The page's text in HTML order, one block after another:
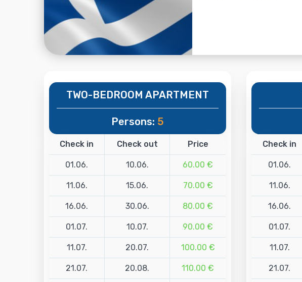
TWO-BEDROOM APARTMENT
Persons: 5
Check in Check out Price
01.06. 10.06. 60.00 €
11.06. 15.06. 70.00 €
16.06. 30.06. 80.00 €
01.07. 10.07. 90.00 €
11.07. 20.07. 100.00 €
21.07. 20.08. 110.00 €
Check in
01.06.
11.06.
16.06.
01.07.
11.07.
21.07.